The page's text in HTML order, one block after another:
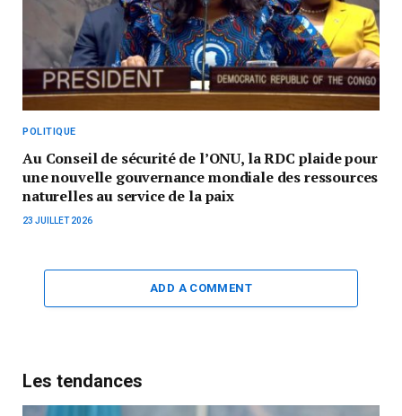
POLITIQUE
Au Conseil de sécurité de l’ONU, la RDC plaide pour
une nouvelle gouvernance mondiale des ressources
naturelles au service de la paix
23 JUILLET 2026
ADD A COMMENT
Les tendances